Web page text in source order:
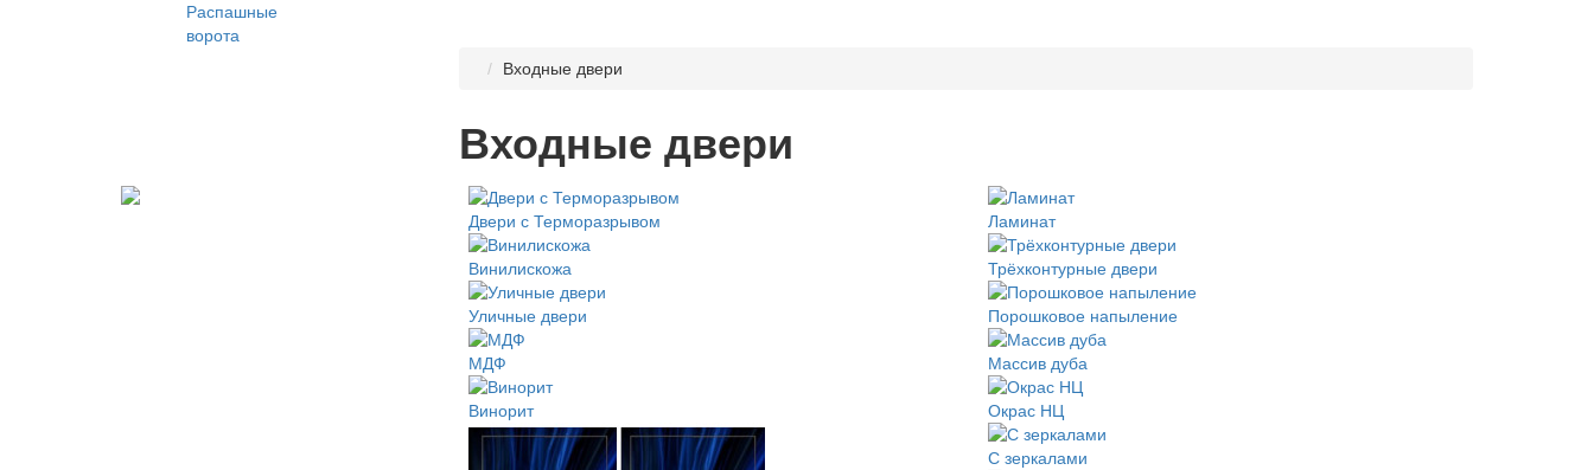
Распашные
ворота
Входные двери
Входные двери
Двери с Терморазрывом Ламинат
Винилискожа Трёхконтурные двери
Уличные двери Порошковое напыление
МДФ Массив дуба
Винорит Окрас НЦ
С зеркалами